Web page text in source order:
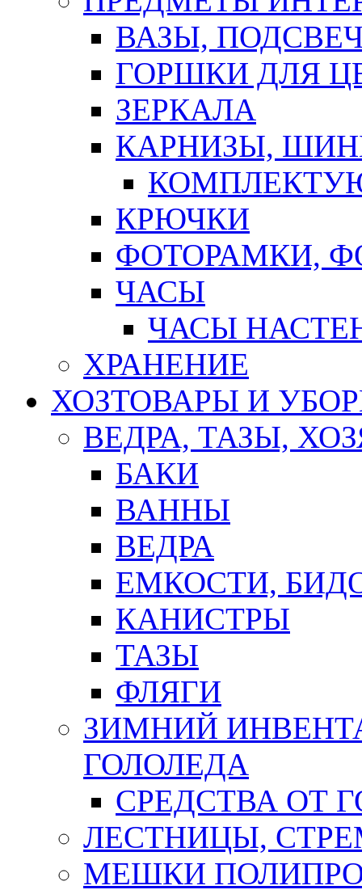
ВАЗЫ,
ГОРШКИ ДЛЯ
ЗЕРКАЛА
КАРНИЗЫ,
КРЮЧКИ
ФОТОРАМКИ,
ЧАСЫ
ЧАСЫ
ХРАНЕНИЕ
ХОЗТОВАРЫ И
ВЕДРА, ТАЗЫ,
БАКИ
ВАННЫ
ВЕДРА
ЕМКОСТИ,
КАНИСТРЫ
ТАЗЫ
ФЛЯГИ
ЗИМНИЙ
ГОЛОЛЕДА
СРЕДСТВА ОТ
ЛЕСТНИЦЫ,
МЕШКИ